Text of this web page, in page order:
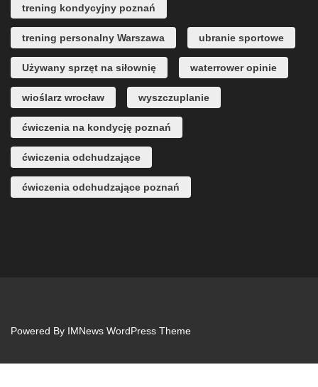
trening kondycyjny poznań
trening personalny Warszawa ubranie sportowe
Używany sprzęt na siłownię waterrower opinie
wioślarz wrocław wyszczuplanie
ćwiczenia na kondycję poznań
ćwiczenia odchudzające
ćwiczenia odchudzające poznań
Powered By IMNews WordPress Theme